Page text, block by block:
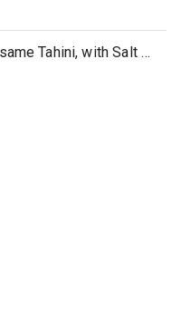
Original or Roasted Natural Sesame Tahini, with Salt Added